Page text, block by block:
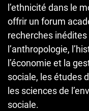
l’ethnicité dans le
offrir un forum
recherches
l’anthropologie,
l’économie et la
sociale, les études
les sciences de
sociale.